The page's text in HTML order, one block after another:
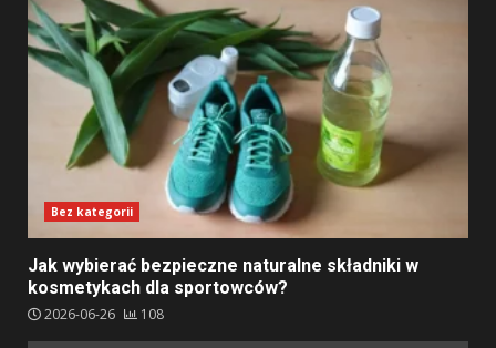
Bez kategorii
Jak wybierać bezpieczne naturalne składniki w
kosmetykach dla sportowców?
2026-06-26 108